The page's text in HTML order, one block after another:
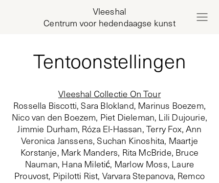
Vleeshal
Centrum voor hedendaagse kunst
Tentoonstellingen
Vleeshal Collectie On Tour
Rossella Biscotti, Sara Blokland, Marinus Boezem,
Nico van den Boezem, Piet Dieleman, Lili Dujourie,
Jimmie Durham, Róza El-Hassan, Terry Fox, Ann
Veronica Janssens, Suchan Kinoshita, Maartje
Korstanje, Mark Manders, Rita McBride, Bruce
Nauman, Hana Miletić, Marlow Moss, Laure
Prouvost, Pipilotti Rist, Varvara Stepanova, Remco